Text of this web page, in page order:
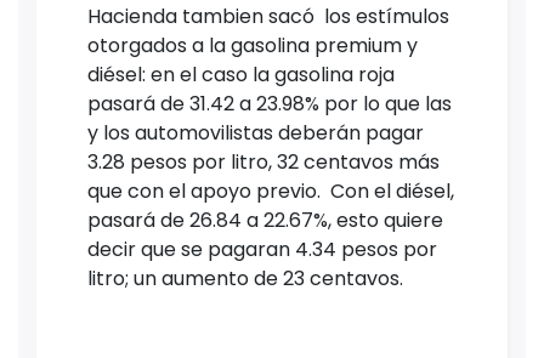
Hacienda tambien sacó los estímulos
otorgados a la gasolina premium y
diésel: en el caso la gasolina roja
pasará de 31.42 a 23.98% por lo que las
y los automovilistas deberán pagar
3.28 pesos por litro, 32 centavos más
que con el apoyo previo. Con el diésel,
pasará de 26.84 a 22.67%, esto quiere
decir que se pagaran 4.34 pesos por
litro; un aumento de 23 centavos.